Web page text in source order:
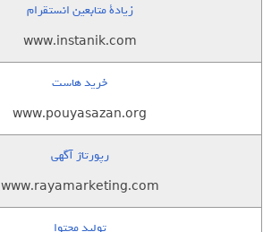
زيادة متابعين انستقرام
www.instanik.com
خرید هاست
www.pouyasazan.org
رپورتاژ آگهی
www.rayamarketing.com